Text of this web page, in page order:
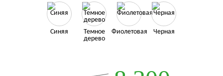
Синяя
Темное
дерево
Фиолетовая Черная